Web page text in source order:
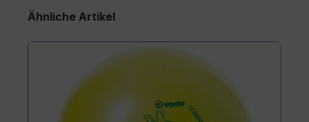
Ähnliche Artikel